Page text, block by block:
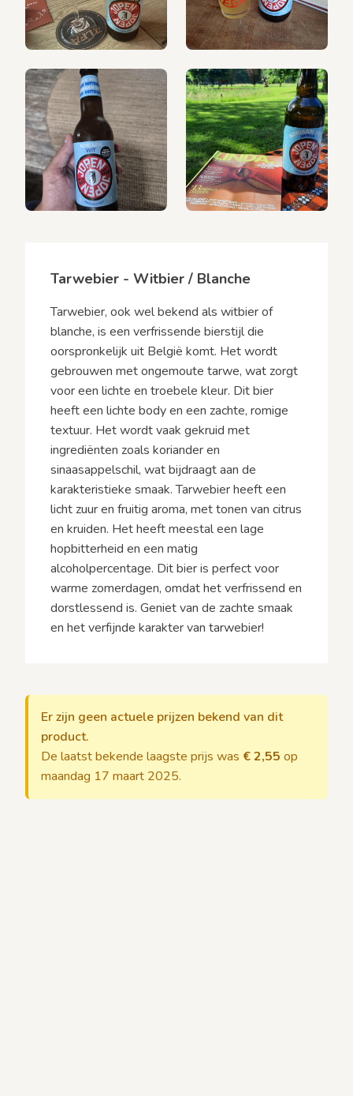
Tarwebier - Witbier / Blanche
Tarwebier, ook wel bekend als witbier of
blanche, is een verfrissende bierstijl die
oorspronkelijk uit België komt. Het wordt
gebrouwen met ongemoute tarwe, wat zorgt
voor een lichte en troebele kleur. Dit bier
heeft een lichte body en een zachte, romige
textuur. Het wordt vaak gekruid met
ingrediënten zoals koriander en
sinaasappelschil, wat bijdraagt aan de
karakteristieke smaak. Tarwebier heeft een
licht zuur en fruitig aroma, met tonen van citrus
en kruiden. Het heeft meestal een lage
hopbitterheid en een matig
alcoholpercentage. Dit bier is perfect voor
warme zomerdagen, omdat het verfrissend en
dorstlessend is. Geniet van de zachte smaak
en het verfijnde karakter van tarwebier!
Er zijn geen actuele prijzen bekend van dit
product.
De laatst bekende laagste prijs was € 2,55 op
maandag 17 maart 2025.